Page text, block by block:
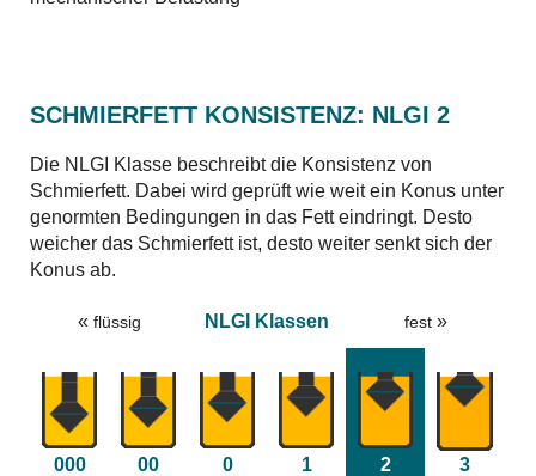
SCHMIERFETT KONSISTENZ: NLGI 2
Die NLGI Klasse beschreibt die Konsistenz von
Schmierfett. Dabei wird geprüft wie weit ein Konus unter
genormten Bedingungen in das Fett eindringt. Desto
weicher das Schmierfett ist, desto weiter senkt sich der
Konus ab.
« flüssig NLGI Klassen fest »
000 00 0 1 2 3